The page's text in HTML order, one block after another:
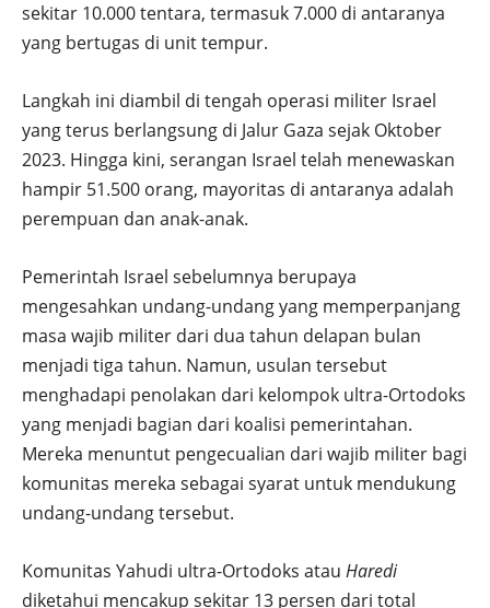
sekitar 10.000 tentara, termasuk 7.000 di antaranya
yang bertugas di unit tempur.
Langkah ini diambil di tengah operasi militer Israel
yang terus berlangsung di Jalur Gaza sejak Oktober
2023. Hingga kini, serangan Israel telah menewaskan
hampir 51.500 orang, mayoritas di antaranya adalah
perempuan dan anak-anak.
Pemerintah Israel sebelumnya berupaya
mengesahkan undang-undang yang memperpanjang
masa wajib militer dari dua tahun delapan bulan
menjadi tiga tahun. Namun, usulan tersebut
menghadapi penolakan dari kelompok ultra-Ortodoks
yang menjadi bagian dari koalisi pemerintahan.
Mereka menuntut pengecualian dari wajib militer bagi
komunitas mereka sebagai syarat untuk mendukung
undang-undang tersebut.
Komunitas Yahudi ultra-Ortodoks atau Haredi
diketahui mencakup sekitar 13 persen dari total